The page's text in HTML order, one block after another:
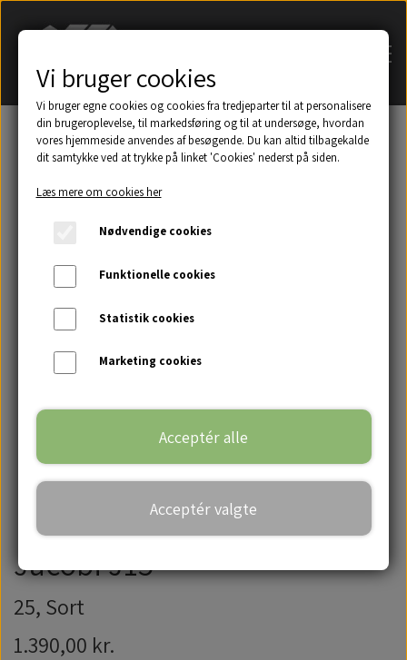
Søg på navn af tagsten
Et udsnit af eksempler på taghætter mm.
Galleri
Handelsbetingelser
Jacobi J15
25, Sort
1.390,00 kr.
Vi bruger cookies
Vi bruger egne cookies og cookies fra tredjeparter til at personalisere
din brugeroplevelse, til markedsføring og til at undersøge, hvordan
vores hjemmeside anvendes af besøgende. Du kan altid tilbagekalde
dit samtykke ved at trykke på linket 'Cookies' nederst på siden.
Læs mere om cookies her
Nødvendige cookies
Funktionelle cookies
Statistik cookies
Marketing cookies
Acceptér alle
Acceptér valgte